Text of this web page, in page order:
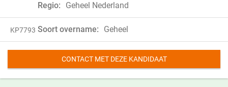
Regio: Geheel Nederland
KP7793 Soort overname: Geheel
CONTACT MET DEZE KANDIDAAT